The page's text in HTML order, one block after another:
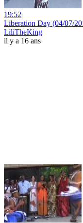
19:52
Liberation Day (04/07/
LiliTheKing
il y a 16 ans